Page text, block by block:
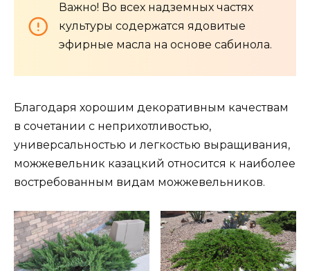
Важно! Во всех надземных частях
культуры содержатся ядовитые
эфирные масла на основе сабинола.
Благодаря хорошим декоративным качествам
в сочетании с неприхотливостью,
универсальностью и легкостью выращивания,
можжевельник казацкий относится к наиболее
востребованным видам можжевельников.